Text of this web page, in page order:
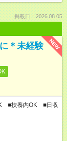
掲載日：2026.08.05
NEW
＊未経験
■扶養内OK ■日収